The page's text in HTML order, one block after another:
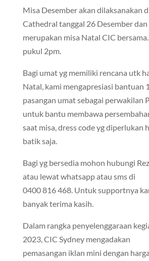
Misa Desember akan dilaksanakan
Cathedral tanggal 26 Desember dan
merupakan misa Natal CIC
pukul 2pm.
Bagi umat yg memiliki rencana utk
Natal, kami mengapresiasi bantuan 1
pasangan umat sebagai perwakilan
untuk bantu membawa
saat misa, dress code yg diperlukan
batik saja.
Bagi yg bersedia mohon hubungi
atau lewat whatsapp atau sms di
0400 816 468. Untuk supportnya
banyak terima kasih.
Dalam rangka penyelenggaraan
2023, CIC Sydney mengadakan
pemasangan iklan mini dengan